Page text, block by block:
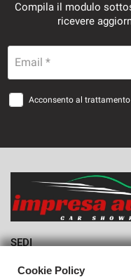
1.104€/mese
36 Mesi
36 Mesi
Compila il modulo
ricevere
Email *
Acconsento al
SEDI
Cookie Policy